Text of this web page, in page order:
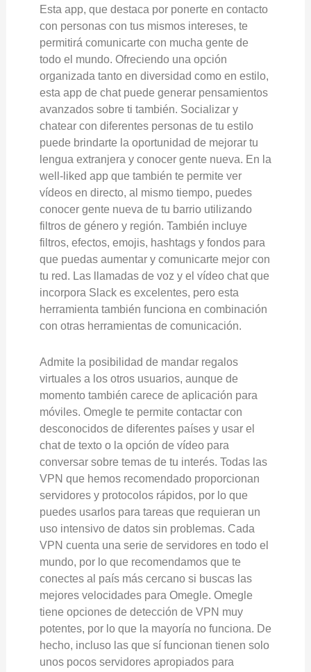
Esta app, que destaca por ponerte en contacto
con personas con tus mismos intereses, te
permitirá comunicarte con mucha gente de
todo el mundo. Ofreciendo una opción
organizada tanto en diversidad como en estilo,
esta app de chat puede generar pensamientos
avanzados sobre ti también. Socializar y
chatear con diferentes personas de tu estilo
puede brindarte la oportunidad de mejorar tu
lengua extranjera y conocer gente nueva. En la
well-liked app que también te permite ver
vídeos en directo, al mismo tiempo, puedes
conocer gente nueva de tu barrio utilizando
filtros de género y región. También incluye
filtros, efectos, emojis, hashtags y fondos para
que puedas aumentar y comunicarte mejor con
tu red. Las llamadas de voz y el vídeo chat que
incorpora Slack es excelentes, pero esta
herramienta también funciona en combinación
con otras herramientas de comunicación.
Admite la posibilidad de mandar regalos
virtuales a los otros usuarios, aunque de
momento también carece de aplicación para
móviles. Omegle te permite contactar con
desconocidos de diferentes países y usar el
chat de texto o la opción de vídeo para
conversar sobre temas de tu interés. Todas las
VPN que hemos recomendado proporcionan
servidores y protocolos rápidos, por lo que
puedes usarlos para tareas que requieran un
uso intensivo de datos sin problemas. Cada
VPN cuenta una serie de servidores en todo el
mundo, por lo que recomendamos que te
conectes al país más cercano si buscas las
mejores velocidades para Omegle. Omegle
tiene opciones de detección de VPN muy
potentes, por lo que la mayoría no funciona. De
hecho, incluso las que sí funcionan tienen solo
unos pocos servidores apropiados para